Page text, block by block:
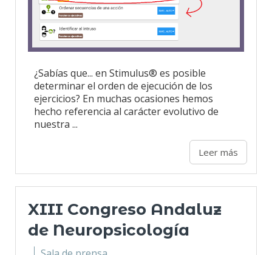
¿Sabías que... en Stimulus® es posible
determinar el orden de ejecución de los
ejercicios? En muchas ocasiones hemos
hecho referencia al carácter evolutivo de
nuestra ...
Leer más
XIII Congreso Andaluz
de Neuropsicología